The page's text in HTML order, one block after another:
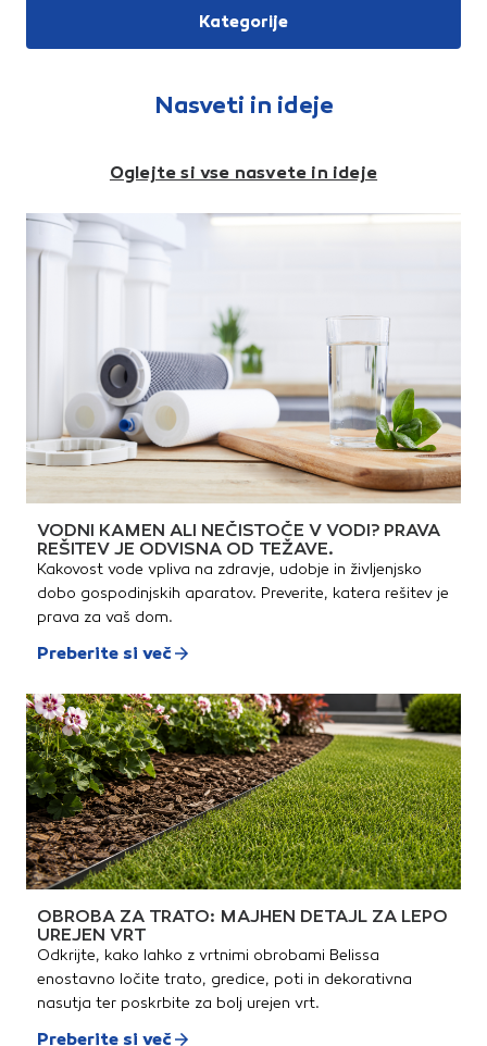
Kategorije
Nasveti in ideje
Oglejte si vse nasvete in ideje
VODNI KAMEN ALI NEČISTOČE V VODI? PRAVA
REŠITEV JE ODVISNA OD TEŽAVE.
Kakovost vode vpliva na zdravje, udobje in življenjsko
dobo gospodinjskih aparatov. Preverite, katera rešitev je
prava za vaš dom.
Preberite si več
OBROBA ZA TRATO: MAJHEN DETAJL ZA LEPO
UREJEN VRT
Odkrijte, kako lahko z vrtnimi obrobami Belissa
enostavno ločite trato, gredice, poti in dekorativna
nasutja ter poskrbite za bolj urejen vrt.
Preberite si več